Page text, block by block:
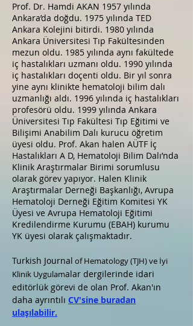
Prof. Dr. Hamdi AKAN 1957 yılında
Ankara’da doğdu. 1975 yılında TED
Ankara Kolejini bitirdi. 1980 yılında
Ankara Üniversitesi Tıp Fakültesinden
mezun oldu. 1985 yılında aynı fakültede
iç hastalıkları uzmanı oldu. 1990 yılında
iç hastalıkları doçenti oldu. Bir yıl sonra
yine aynı klinikte hematoloji bilim dalı
uzmanlığı aldı. 1996 yılında iç hastalıkları
profesörü oldu. 1999 yılında Ankara
Üniversitesi Tıp Fakültesi Tıp Eğitimi ve
Bilişimi Anabilim Dalı kurucu öğretim
üyesi oldu. Prof. Akan halen AÜTF İç
Hastalıkları A D, Hematoloji Bilim Dalı’nda
Klinik Araştırmalar Birimi sorumlusu
olarak görev yapıyor. Halen Klinik
Araştırmalar Derneği Başkanlığı, Avrupa
Hematoloji Derneği Eğitim Komitesi YK
Üyesi ve Avrupa Hematoloji Eğitimi
Kredilendirme Kurumu (EBAH) kurumu
YK üyesi olarak çalışmaktadır.
Turkish Journal of Hematology (TJH) ve İyi
Klinik Uygulamalar dergilerinde idari
editörlük görevi de olan Prof. Akan'ın
daha ayrıntılı CV'sine buradan
ulaşılabilir.